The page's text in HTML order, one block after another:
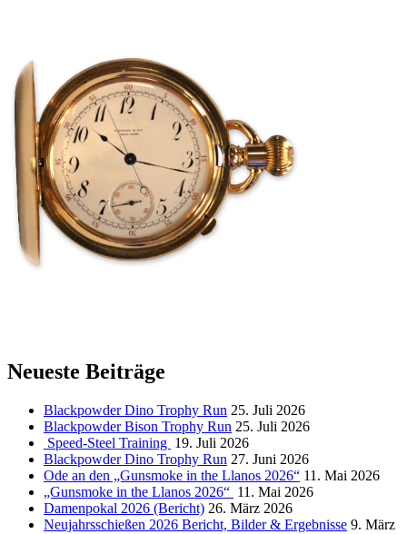
Neueste Beiträge
Blackpowder Dino Trophy Run 25. Juli 2026
Blackpowder Bison Trophy Run 25. Juli 2026
Speed-Steel Training 19. Juli 2026
Blackpowder Dino Trophy Run 27. Juni 2026
Ode an den „Gunsmoke in the Llanos 2026“ 11. Mai 2026
„Gunsmoke in the Llanos 2026“ 11. Mai 2026
Damenpokal 2026 (Bericht) 26. März 2026
Neujahrsschießen 2026 Bericht, Bilder & Ergebnisse 9. März